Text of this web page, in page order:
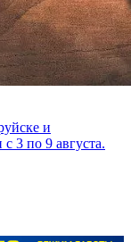
и
3 по 9 августа.